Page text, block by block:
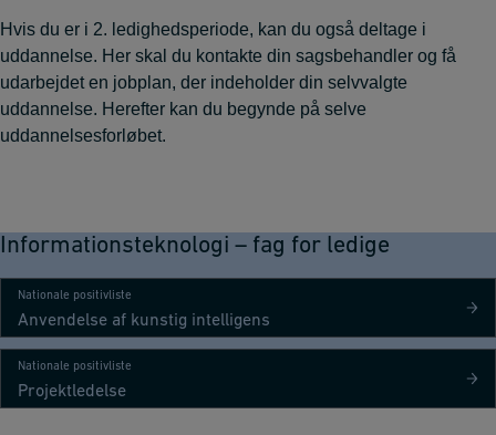
Hvis du er i 2. ledighedsperiode, kan du også deltage i
uddannelse. Her skal du kontakte din sagsbehandler og få
udarbejdet en jobplan, der indeholder din selvvalgte
uddannelse. Herefter kan du begynde på selve
uddannelsesforløbet.
Informationsteknologi – fag for ledige
Nationale positivliste
Anvendelse af kunstig intelligens
Nationale positivliste
Projektledelse